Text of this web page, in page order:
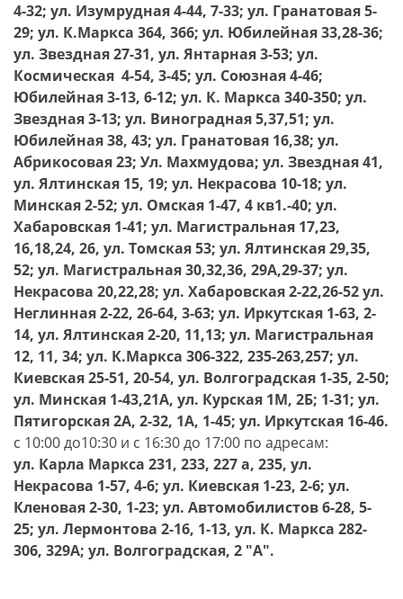
4-32; ул. Изумрудная 4-44, 7-33; ул. Гранатовая 5-
29; ул. К.Маркса 364, 366; ул. Юбилейная 33,28-36;
ул. Звездная 27-31, ул. Янтарная 3-53; ул.
Космическая 4-54, 3-45; ул. Союзная 4-46;
Юбилейная 3-13, 6-12; ул. К. Маркса 340-350; ул.
Звездная 3-13; ул. Виноградная 5,37,51; ул.
Юбилейная 38, 43; ул. Гранатовая 16,38; ул.
Абрикосовая 23; Ул. Махмудова; ул. Звездная 41,
ул. Ялтинская 15, 19; ул. Некрасова 10-18; ул.
Минская 2-52; ул. Омская 1-47, 4 кв1.-40; ул.
Хабаровская 1-41; ул. Магистральная 17,23,
16,18,24, 26, ул. Томская 53; ул. Ялтинская 29,35,
52; ул. Магистральная 30,32,36, 29А,29-37; ул.
Некрасова 20,22,28; ул. Хабаровская 2-22,26-52 ул.
Неглинная 2-22, 26-64, 3-63; ул. Иркутская 1-63, 2-
14, ул. Ялтинская 2-20, 11,13; ул. Магистральная
12, 11, 34; ул. К.Маркса 306-322, 235-263,257; ул.
Киевская 25-51, 20-54, ул. Волгоградская 1-35, 2-50;
ул. Минская 1-43,21А, ул. Курская 1М, 2Б; 1-31; ул.
Пятигорская 2А, 2-32, 1А, 1-45; ул. Иркутская 16-46.
с 10:00 до10:30 и с 16:30 до 17:00 по адресам:
ул. Карла Маркса 231, 233, 227 а, 235, ул.
Некрасова 1-57, 4-6; ул. Киевская 1-23, 2-6; ул.
Кленовая 2-30, 1-23; ул. Автомобилистов 6-28, 5-
25; ул. Лермонтова 2-16, 1-13, ул. К. Маркса 282-
306, 329А; ул. Волгоградская, 2 "А".